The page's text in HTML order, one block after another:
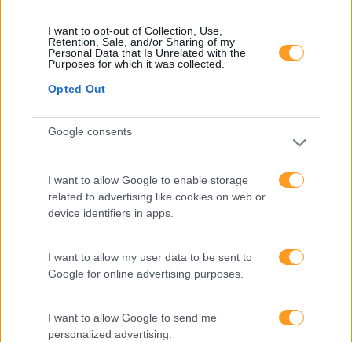
I want to opt-out of Collection, Use,
Retention, Sale, and/or Sharing of my
Personal Data that Is Unrelated with the
Purposes for which it was collected.
Opted Out
Google consents
I want to allow Google to enable storage
related to advertising like cookies on web or
device identifiers in apps.
I want to allow my user data to be sent to
Google for online advertising purposes.
I want to allow Google to send me
personalized advertising.
produtividade
O futuro dos líderes é
decidir com base em
Fazer perguntas tira-nos
do piloto automático
“Formação em IA para
Raquel Rebelo, CEO da
SKOLAE Formação, fala